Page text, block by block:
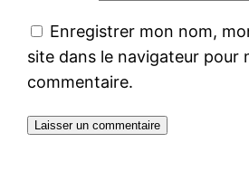
Enregistrer mon nom,
site dans le navigateur pour
commentaire.